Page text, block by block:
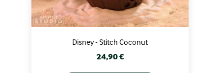
Disney - Stitch Coconut
Prix
24,90 €